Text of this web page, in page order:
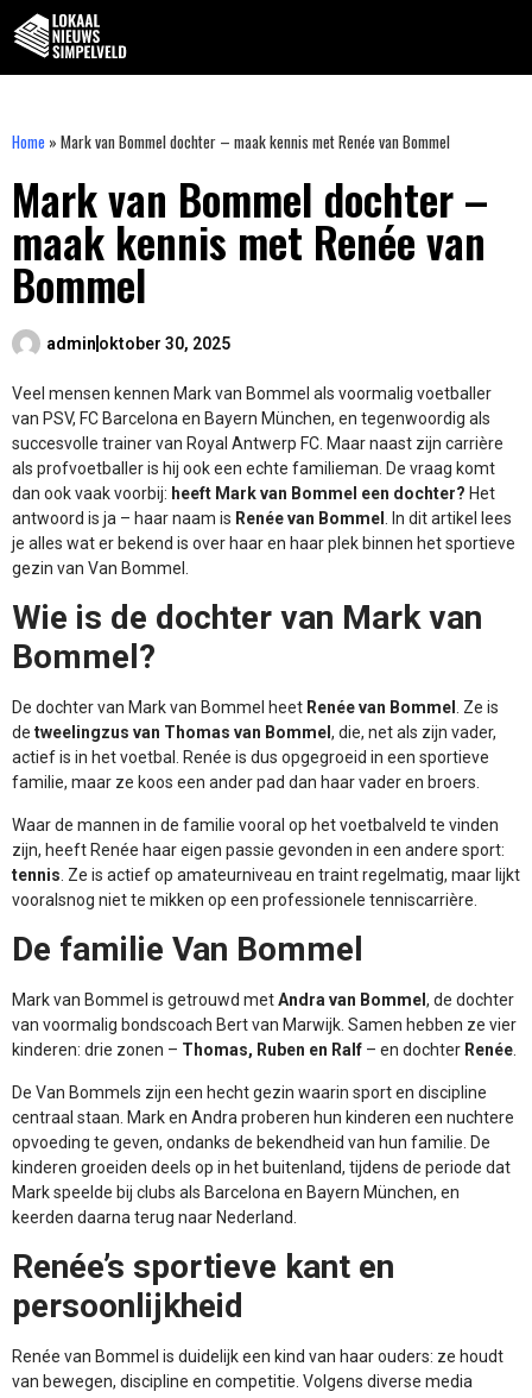
Home » Mark van Bommel dochter – maak kennis met Renée van Bommel
Mark van Bommel dochter –
maak kennis met Renée van
Bommel
admin oktober 30, 2025
Veel mensen kennen Mark van Bommel als voormalig voetballer
van PSV, FC Barcelona en Bayern München, en tegenwoordig als
succesvolle trainer van Royal Antwerp FC. Maar naast zijn carrière
als profvoetballer is hij ook een echte familieman. De vraag komt
dan ook vaak voorbij: heeft Mark van Bommel een dochter? Het
antwoord is ja – haar naam is Renée van Bommel
. In dit artikel lees
je alles wat er bekend is over haar en haar plek binnen het sportieve
gezin van Van Bommel.
Wie is de dochter van Mark van
Bommel?
De dochter van Mark van Bommel heet Renée van Bommel . Ze is
de tweelingzus van Thomas van Bommel , die, net als zijn vader,
actief is in het voetbal. Renée is dus opgegroeid in een sportieve
familie, maar ze koos een ander pad dan haar vader en broers.
Waar de mannen in de familie vooral op het voetbalveld te vinden
zijn, heeft Renée haar eigen passie gevonden in een andere sport:
tennis . Ze is actief op amateurniveau en traint regelmatig, maar lijkt
vooralsnog niet te mikken op een professionele tenniscarrière.
De familie Van Bommel
Mark van Bommel is getrouwd metAndra van Bommel , de dochter
van voormalig bondscoach Bert van Marwijk. Samen hebben ze vier
kinderen: drie zonen – Thomas, Ruben en Ralf – en dochter Renée
De Van Bommels zijn een hecht gezin waarin sport en discipline
centraal staan. Mark en Andra proberen hun kinderen een nuchtere
opvoeding te geven, ondanks de bekendheid van hun familie. De
kinderen groeiden deels op in het buitenland, tijdens de periode dat
Mark speelde bij clubs als Barcelona en Bayern München, en
keerden daarna terug naar Nederland.
Renée’s sportieve kant en
persoonlijkheid
Renée van Bommel is duidelijk een kind van haar ouders: ze houdt
van bewegen, discipline en competitie. Volgens diverse media